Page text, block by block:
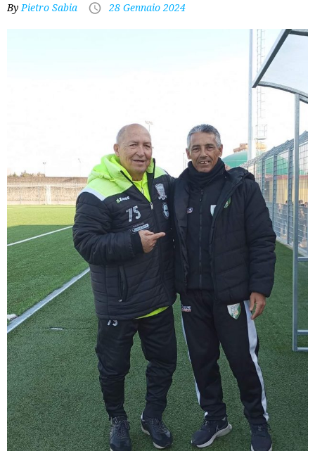
ByPietro Sabia 28 Gennaio 2024